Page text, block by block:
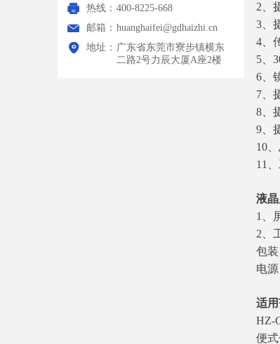
2、
3、
4、
5、
6、
7、
8、
9、
10
11
液
1、
2、
包
电
适用
HZ-
便
热线： 400-8225-668
邮箱： huanghaifei@gdhaizhi.cn
地址： 广东省东莞市寮步镇横东
二路2号力辰大厦A座2楼